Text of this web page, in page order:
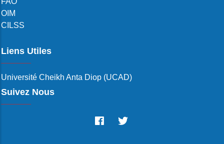
OIM
CILSS
Liens Utiles
Université Cheikh Anta Diop (UCAD)
Suivez Nous